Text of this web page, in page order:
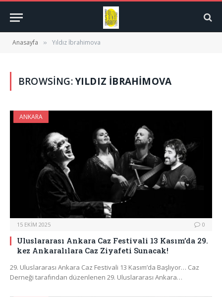
Anasayfa » Yıldız İbrahimova
BROWSING:YILDIZ İBRAHIMOVA
ANKARA
15 EKIM 2025 0
Uluslararası Ankara Caz Festivali 13 Kasım’da 29.
kez Ankaralılara Caz Ziyafeti Sunacak!
29. Uluslararası Ankara Caz Festivali 13 Kasım’da Başlıyor… Caz
Derneği tarafından düzenlenen 29. Uluslararası Ankara…